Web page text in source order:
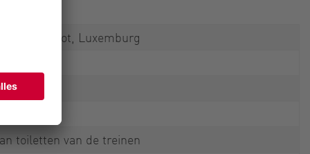
Luxemburg
toiletten van de treinen